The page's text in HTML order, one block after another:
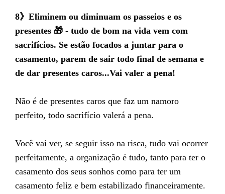
8》Eliminem ou diminuam os passeios e os
presentes 🎁 - tudo de bom na vida vem com
sacrifícios. Se estão focados a juntar para o
casamento, parem de sair todo final de semana e
de dar presentes caros...Vai valer a pena!
Não é de presentes caros que faz um namoro
perfeito, todo sacrifício valerá a pena.
Você vai ver, se seguir isso na risca, tudo vai ocorrer
perfeitamente, a organização é tudo, tanto para ter o
casamento dos seus sonhos como para ter um
casamento feliz e bem estabilizado financeiramente.